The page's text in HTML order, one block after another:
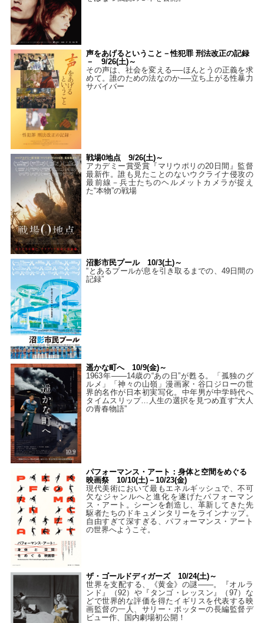
声をあげるということ－性犯罪 刑法改正の記録
－ 9/26(土)～
その声は、社会を変える──ほんとうの正義を求
めて。誰のための法なのか──立ち上がる性暴力
サバイバー
戦場0地点 9/26(土)～
アカデミー賞受賞『マリウポリの20日間』監督
最新作。誰も見たことのないウクライナ侵攻の
最前線－兵士たちのヘルメットカメラが捉え
た“本物”の戦場
沼影市民プール 10/3(土)～
“とあるプールが息を引き取るまでの、49日間の
記録”
遥かな町へ 10/9(金)～
1963年――14歳の“あの日”が甦る。「孤独のグ
ルメ」「神々の山嶺」漫画家・谷口ジローの世
界的名作が日本初実写化。中年男が中学時代へ
タイムスリップ…人生の選択を見つめ直す“大人
の青春物語”
パフォーマンス・アート：身体と空間をめぐる
映画祭 10/10(土)－10/23(金)
現代美術において最もエネルギッシュで、不可
欠なジャンルへと進化を遂げたパフォーマン
ス・アート。シーンを創造し、革新してきた先
駆者たちのドキュメンタリーをラインナップ。
自由すぎて深すぎる、パフォーマンス・アート
の世界へようこそ。
ザ・ゴールドディガーズ 10/24(土)～
世界を支配する、《黄金》の謎――。『オルラ
ンド』（92）や『タンゴ・レッスン』（97）な
どで世界的な評価を得たイギリスを代表する映
画監督の一人、サリー・ポッターの長編監督デ
ビュー作、国内劇場初公開！